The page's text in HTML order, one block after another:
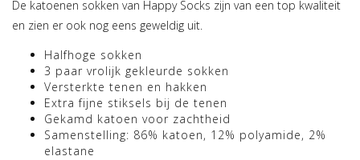
De katoenen sokken van Happy Socks zijn van een top kwaliteit
en zien er ook nog eens geweldig uit.
Halfhoge sokken
3 paar vrolijk gekleurde sokken
Versterkte tenen en hakken
Extra fijne stiksels bij de tenen
Gekamd katoen voor zachtheid
Samenstelling: 86% katoen, 12% polyamide, 2%
elastane